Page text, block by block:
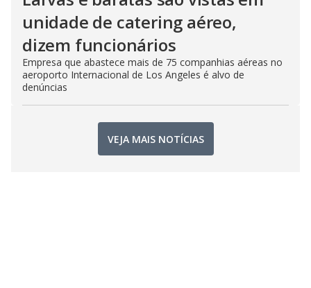
unidade de catering aéreo,
dizem funcionários
Empresa que abastece mais de 75 companhias aéreas no
aeroporto Internacional de Los Angeles é alvo de
denúncias
VEJA MAIS NOTÍCIAS